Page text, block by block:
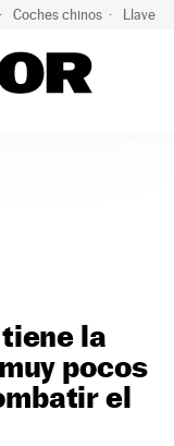
Coches chinos Llaves
la
pocos
el